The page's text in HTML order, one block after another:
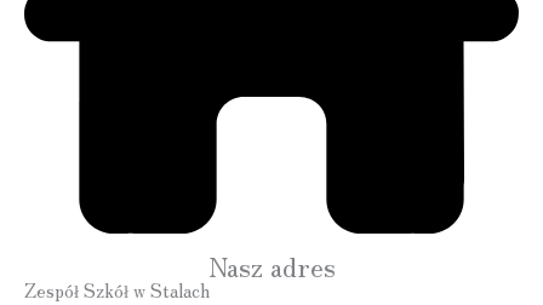
Nasz adres
Zespół Szkół w Stalach